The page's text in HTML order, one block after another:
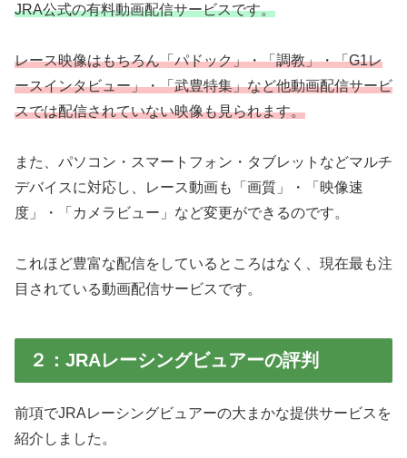
JRA公式の有料動画配信サービスです。
レース映像はもちろん「パドック」・「調教」・「G1レ
ースインタビュー」・「武豊特集」など他動画配信サービ
スでは配信されていない映像も見られます。
また、パソコン・スマートフォン・タブレットなどマルチ
デバイスに対応し、レース動画も「画質」・「映像速
度」・「カメラビュー」など変更ができるのです。
これほど豊富な配信をしているところはなく、現在最も注
目されている動画配信サービスです。
２：JRAレーシングビュアーの評判
前項でJRAレーシングビュアーの大まかな提供サービスを
紹介しました。